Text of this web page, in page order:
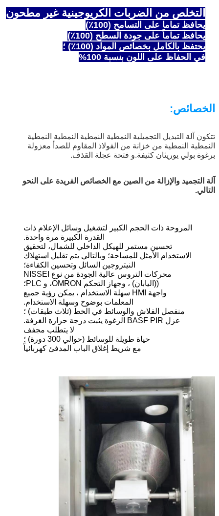
التخلص من الضربات الكريوجينية غير مطحون
يحافظ تماما على التسامح (100٪)
يحافظ تماماً على جودة السطح (100٪)
يحتفظ بالكامل بخصائص المواد (100٪) ؛
في الحفاظ على اللون بنسبة 100%
الخصائص:
تتكون آلة التبديل التجميلية النمطية النمطية النمطية النمطية
النمطية النمطية من خزانة من الفولاذ المقاوم للصدأ معزولة
برغوة بولي يوريثان كثيفة.و فتحة عجلة القذف.
آلة التجميد والإزالة من الصين مع الخصائص الفريدة على النحو
التالي.
المروحة ذات الحجم الكبير لتشغيل وسائل الإعلام ذات
القدرة الكبيرة مرة واحدة.
تحسين مستمر للهيكل الداخلي للشمال، لتحقيق
الاستخدام الأمثل للمساحة؛ وبالتالي يتم تقليل استهلاك
النيتروجين السائل وتحسين الكفاءة؛
محركات التروس عالية الجودة من نوع NISSEI
((اليابان) ، وجهاز التحكم OMRON، و PLC؛
واجهة HMI سهلة الاستخدام ، يمكن رؤية جميع
المعلمات بوضوح وسهلة الاستخدام.
منفصل الفلاش والوسائط في الخط (ثلاث طبقات) ؛
عزل BASF PIR الرغوة يثبت درجة حرارة الغرفة.
لا يتطلب مجفف
حياة طويلة للوسائط (حوالي 300 دورة) ؛
مع شريط إغلاق الباب المدفئ كهربائياً